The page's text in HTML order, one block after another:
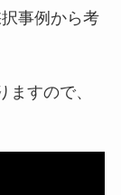
事例から考
すので、